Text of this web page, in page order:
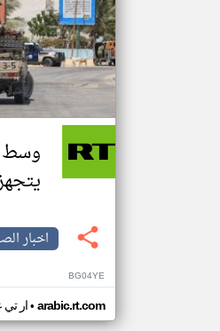
وسط
يتجهز
اخبار
BG04YE
ار تي• arabic.rt.com